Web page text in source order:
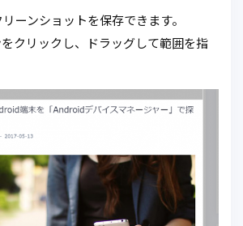
ーンショットを保存できます。
をクリックし、ドラッグして範囲を指